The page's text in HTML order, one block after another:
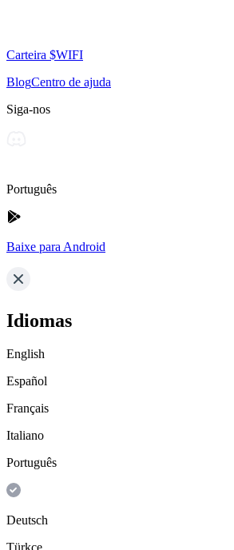
Carteira $WIFI
BlogCentro de ajuda
Siga-nos
Português
Baixe para Android
Idiomas
English
Español
Français
Italiano
Português
Deutsch